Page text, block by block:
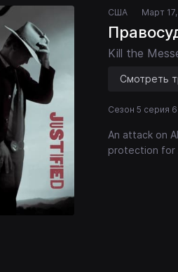
США Март
Kill the
Смотреть
Сезон 5 серия 6
An attack on
protection for